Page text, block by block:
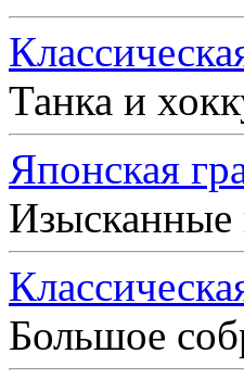
Танка и
Японская
Изысканные
Большое